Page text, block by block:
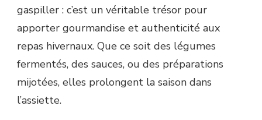
gaspiller : c’est un véritable trésor pour
apporter gourmandise et authenticité aux
repas hivernaux. Que ce soit des légumes
fermentés, des sauces, ou des préparations
mijotées, elles prolongent la saison dans
l’assiette.